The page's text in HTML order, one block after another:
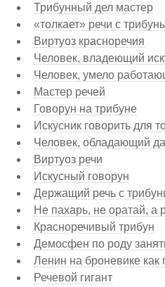
Трибунный дел мастер
«толкает» речи с
Виртуоз красноречия
Человек, владеющий
Человек, умело
Мастер речей
Говорун на трибуне
Искусник говорить для
Человек, обладающий
Виртуоз речи
Искусный говорун
Держащий речь с
Не пахарь, не оратай, а
Красноречивый трибун
Демосфен по роду
Ленин на броневике как
Речевой гигант